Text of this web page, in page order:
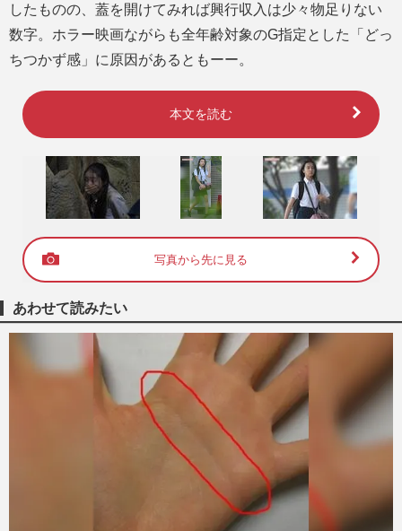
したものの、蓋を開けてみれば興行収入は少々物足りない
数字。ホラー映画ながらも全年齢対象のG指定とした「どっ
ちつかず感」に原因があるともーー。
本文を読む
写真から先に見る
あわせて読みたい